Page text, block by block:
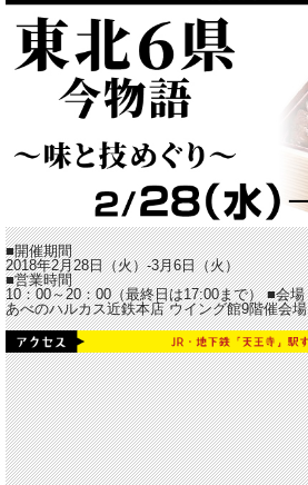
■開催期間
2018年2月28日（火）-3月6日（火）
■営業時間
10：00～20：00（最終日は17:00まで） ■会場
あべのハルカス近鉄本店 ウイング館9階催会場